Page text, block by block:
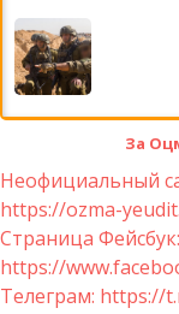
Неофициальный
https://ozma-
Страница Фейсбук:
https://
Телеграм: https://